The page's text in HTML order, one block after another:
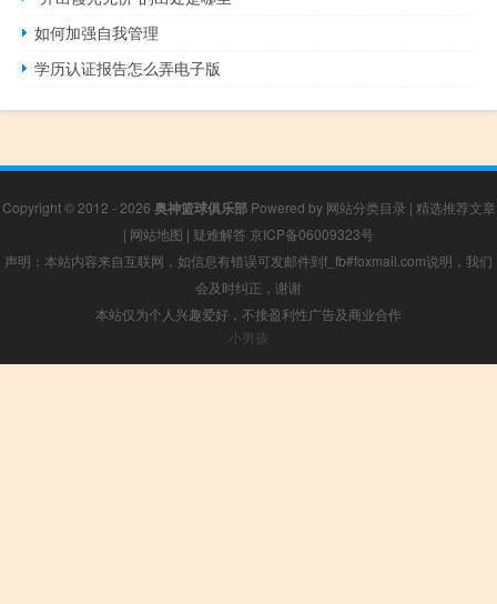
如何加强自我管理
学历认证报告怎么弄电子版
Copyright © 2012 - 2026 奥神篮球俱乐部Powered by 网站分类目录 | 精选推荐文章
| 网站地图 | 疑难解答 京ICP备06009323号
声明：本站内容来自互联网，如信息有错误可发邮件到f_fb#foxmail.com说明，我们
会及时纠正，谢谢
本站仅为个人兴趣爱好，不接盈利性广告及商业合作
小男孩